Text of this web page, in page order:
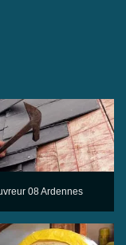
08 Ardennes